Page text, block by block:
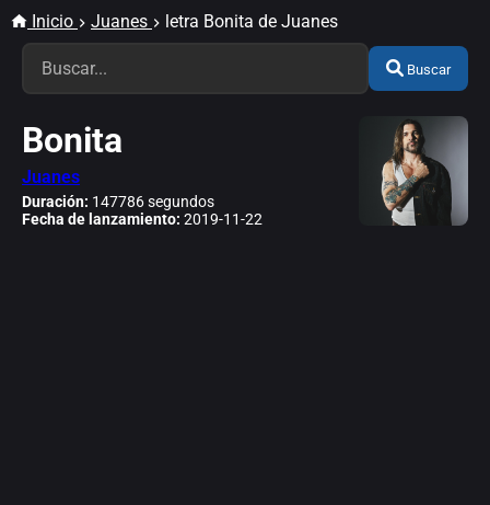
Inicio Juanes letra Bonita de Juanes
Buscar
Bonita
Juanes
Duración: 147786 segundos
Fecha de lanzamiento: 2019-11-22